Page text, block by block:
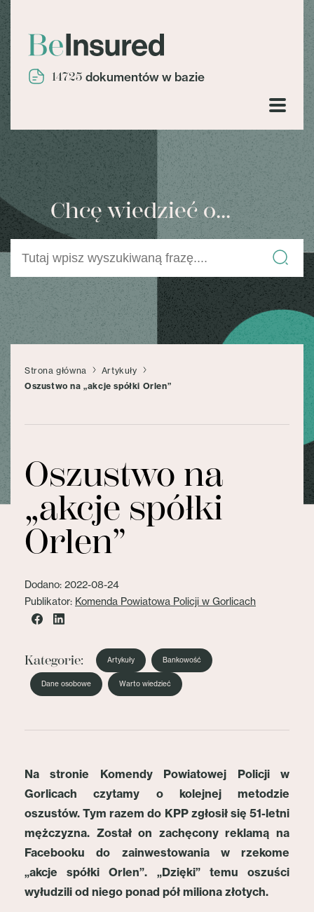
14725 dokumentów w bazie
Chcę wiedzieć o...
Strona główna
Artykuły
Oszustwo na „akcje spółki Orlen”
Oszustwo na
„akcje spółki
Orlen”
Dodano: 2022-08-24
Publikator: Komenda Powiatowa Policji w Gorlicach
Kategorie: Artykuły Bankowość
Dane osobowe Warto wiedzieć
Na stronie Komendy Powiatowej Policji w
Gorlicach czytamy o kolejnej metodzie
oszustów. Tym razem do KPP zgłosił się 51-letni
mężczyzna. Został on zachęcony reklamą na
Facebooku do zainwestowania w rzekome
„akcje spółki Orlen”. „Dzięki” temu oszuści
wyłudzili od niego ponad pół miliona złotych.